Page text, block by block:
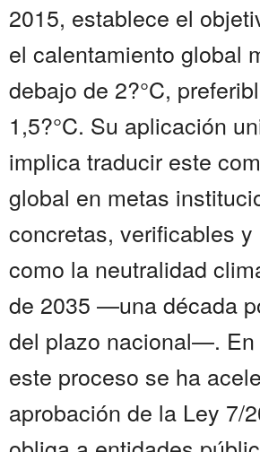
2015, establece el
el calentamiento global
debajo de 2?°C,
1,5?°C. Su aplicación
implica traducir este
global en metas
concretas, verificables
como la neutralidad
de 2035 —una década
del plazo nacional—. En
este proceso se ha
aprobación de la Ley 7/